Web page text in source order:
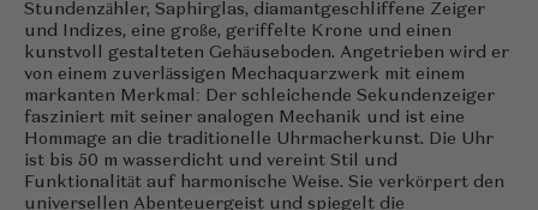
Stundenzähler, Saphirglas, diamantgeschliffene Zeiger
und Indizes, eine große, geriffelte Krone und einen
kunstvoll gestalteten Gehäuseboden. Angetrieben wird er
von einem zuverlässigen Mechaquarzwerk mit einem
markanten Merkmal: Der schleichende Sekundenzeiger
fasziniert mit seiner analogen Mechanik und ist eine
Hommage an die traditionelle Uhrmacherkunst. Die Uhr
ist bis 50 m wasserdicht und vereint Stil und
Funktionalität auf harmonische Weise. Sie verkörpert den
universellen Abenteuergeist und spiegelt die